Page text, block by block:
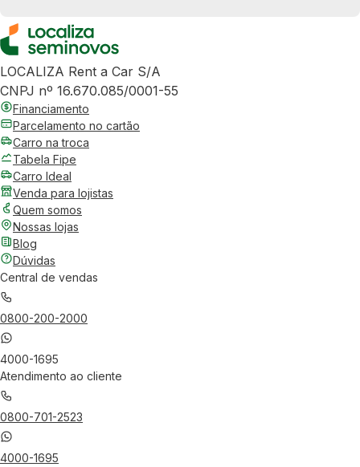
LOCALIZA Rent a Car S/A
CNPJ nº 16.670.085/0001-55
Financiamento
Parcelamento no cartão
Carro na troca
Tabela Fipe
Carro Ideal
Venda para lojistas
Quem somos
Nossas lojas
Blog
Dúvidas
Central de vendas
0800-200-2000
4000-1695
Atendimento ao cliente
0800-701-2523
4000-1695